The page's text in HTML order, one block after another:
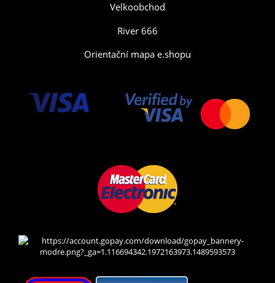
Velkoobchod
River 666
Orientační mapa e.shopu